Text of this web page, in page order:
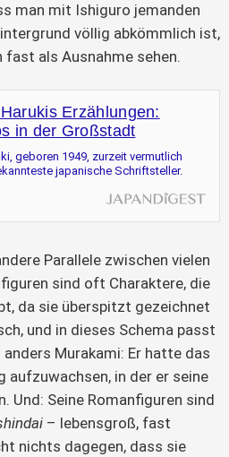
man mit Ishiguro jemanden
völlig abkömmlich ist,
fast als Ausnahme sehen.
Erzählungen:
in der Großstadt
geboren 1949, zurzeit vermutlich
japanische Schriftsteller.
Parallele zwischen vielen
sind oft Charaktere, die
da sie überspitzt gezeichnet
und in dieses Schema passt
Murakami: Er hatte das
aufzuwachsen, in der er seine
Und: Seine Romanfiguren sind
– lebensgroß, fast
nichts dagegen, dass sie